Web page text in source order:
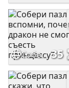
Собери пазл и вспомни, почему дракон не смог съесть принцессу? 35